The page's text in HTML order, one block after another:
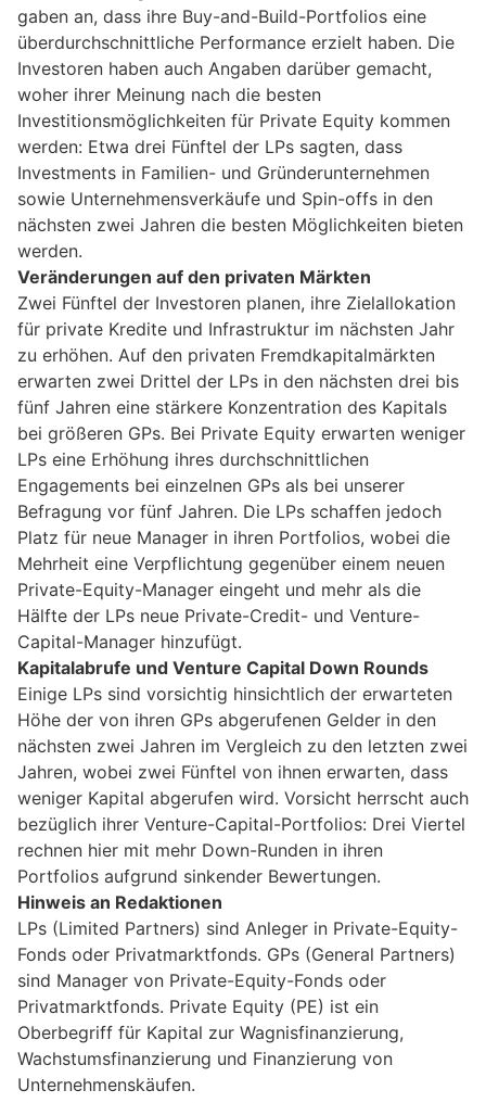
gaben an, dass ihre Buy-and-Build-Portfolios eine
überdurchschnittliche Performance erzielt haben. Die
Investoren haben auch Angaben darüber gemacht,
woher ihrer Meinung nach die besten
Investitionsmöglichkeiten für Private Equity kommen
werden: Etwa drei Fünftel der LPs sagten, dass
Investments in Familien- und Gründerunternehmen
sowie Unternehmensverkäufe und Spin-offs in den
nächsten zwei Jahren die besten Möglichkeiten bieten
werden.
Veränderungen auf den privaten Märkten
Zwei Fünftel der Investoren planen, ihre Zielallokation
für private Kredite und Infrastruktur im nächsten Jahr
zu erhöhen. Auf den privaten Fremdkapitalmärkten
erwarten zwei Drittel der LPs in den nächsten drei bis
fünf Jahren eine stärkere Konzentration des Kapitals
bei größeren GPs. Bei Private Equity erwarten weniger
LPs eine Erhöhung ihres durchschnittlichen
Engagements bei einzelnen GPs als bei unserer
Befragung vor fünf Jahren. Die LPs schaffen jedoch
Platz für neue Manager in ihren Portfolios, wobei die
Mehrheit eine Verpflichtung gegenüber einem neuen
Private-Equity-Manager eingeht und mehr als die
Hälfte der LPs neue Private-Credit- und Venture-
Capital-Manager hinzufügt.
Kapitalabrufe und Venture Capital Down Rounds
Einige LPs sind vorsichtig hinsichtlich der erwarteten
Höhe der von ihren GPs abgerufenen Gelder in den
nächsten zwei Jahren im Vergleich zu den letzten zwei
Jahren, wobei zwei Fünftel von ihnen erwarten, dass
weniger Kapital abgerufen wird. Vorsicht herrscht auch
bezüglich ihrer Venture-Capital-Portfolios: Drei Viertel
rechnen hier mit mehr Down-Runden in ihren
Portfolios aufgrund sinkender Bewertungen.
Hinweis an Redaktionen
LPs (Limited Partners) sind Anleger in Private-Equity-
Fonds oder Privatmarktfonds. GPs (General Partners)
sind Manager von Private-Equity-Fonds oder
Privatmarktfonds. Private Equity (PE) ist ein
Oberbegriff für Kapital zur Wagnisfinanzierung,
Wachstumsfinanzierung und Finanzierung von
Unternehmenskäufen.